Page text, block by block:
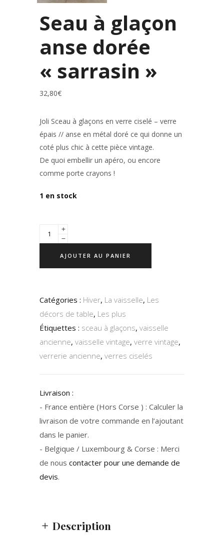
Seau à glaçon
anse dorée
« sarrasin »
32,80€
Joli Sceau à glaçons en verre ciselé – verre
épais // anse en métal doré ce qui donne un
coté plus chic à cette pièce vintage.
De quoi embellir un apéro, ou encore
comme porte crayons !
1 en stock
AJOUTER AU PANIER
Catégories : Hiver, La vaisselle, Les
décors de table, Les plus
Étiquettes : sceau à glaçons, vaisselle
ancienne, vaisselle vintage, verre vintage,
verrerie ancienne, verres ciselés
Livraison :
- France entière (Hors Corse ) : Calculer la
livraison de votre commande en l’ajoutant
dans le panier.
- Belgique / Luxembourg & Corse : Merci
de nous contacter pour une demande de
devis.
Description